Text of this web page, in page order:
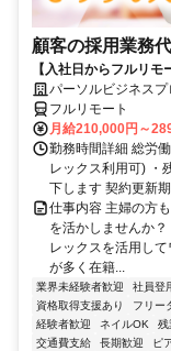
顧客の採用業務
【入社日からフルリ
パーソルビジネス
フルリモート
月給210,000円～
勤務時間詳細 総労
レックス利用可) ・
下します 契約更新
仕事内容 主婦の方
を活かしませんか
レックスを活用し
が多く在籍...
業界未経験者歓迎 社員登
資格取得支援あり
フリー
経験者歓迎
ネイルOK 残
交通費支給
長期歓迎 ピ